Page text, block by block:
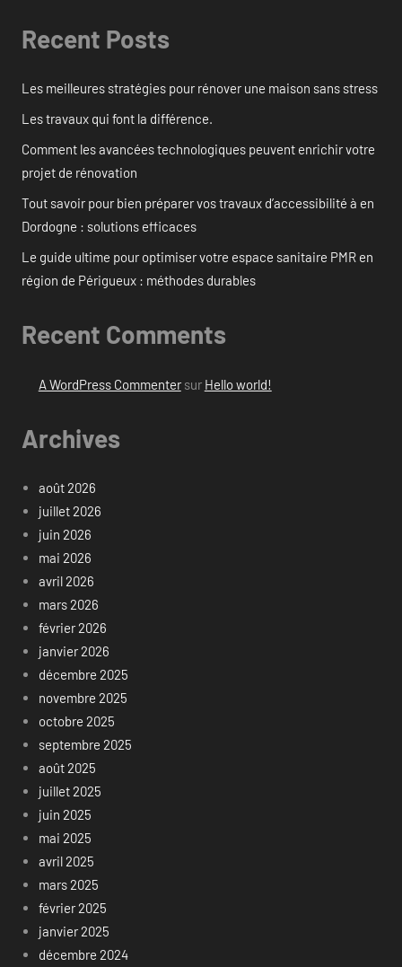
Recent Posts
Les meilleures stratégies pour rénover une maison sans stress
Les travaux qui font la différence.
Comment les avancées technologiques peuvent enrichir votre
projet de rénovation
Tout savoir pour bien préparer vos travaux d’accessibilité à en
Dordogne : solutions efficaces
Le guide ultime pour optimiser votre espace sanitaire PMR en
région de Périgueux : méthodes durables
Recent Comments
A WordPress Commentersur Hello world!
Archives
août 2026
juillet 2026
juin 2026
mai 2026
avril 2026
mars 2026
février 2026
janvier 2026
décembre 2025
novembre 2025
octobre 2025
septembre 2025
août 2025
juillet 2025
juin 2025
mai 2025
avril 2025
mars 2025
février 2025
janvier 2025
décembre 2024